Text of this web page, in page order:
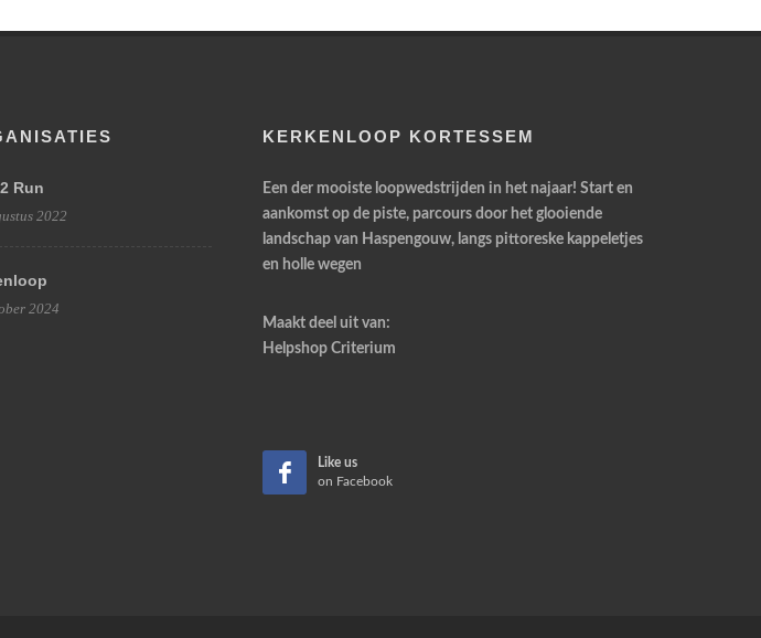
Run
2022
2024
KERKENLOOP KORTESSEM
Een der mooiste loopwedstrijden in het najaar! Start en
aankomst op de piste, parcours door het glooiende
landschap van Haspengouw, langs pittoreske kappeletjes
en holle wegen
Maakt deel uit van:
Helpshop Criterium
Like us
on Facebook